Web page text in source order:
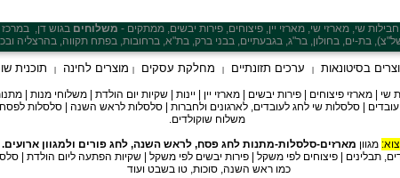
שי, מארזי שי, מארזי יין, פיצוחים, פירות יבשים, ממתקים - משלוחים בגוש דן, במרכז
בת-ים, בחולון, בר"ג, בגבעתיים, בבני ברק, בת"א
בסיטונאות ערכים תזונתיים מחלקת עסקים מוצרים לחינה תוכנית
| מארזי פיצוחים | פירות יבשים | מארזי יין | יינות | שקיות יום הולדת | משלוחי מנות |
| סלסלות שי לחג לעובדים, לארגונים ולחברות | סלסלות לראש השנה | סלסלות
משלוח שוקולדים.
מגוון מארזים-סלסלות-מתנות לחג פסח, לראש השנה, לחג פורים ולמגוון ארועים.
תבלינים | פיצוחים לפי משקל | פירות יבשים לפי משקל | שקיות הפתעה ליום הולדת |
כמו ראש השנה, סוכות, טו בשבט ועוד